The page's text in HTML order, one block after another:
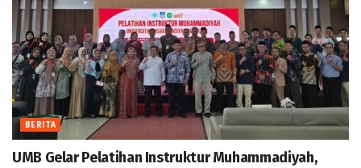
BERITA
UMB Gelar Pelatihan Instruktur Muhammadiyah,